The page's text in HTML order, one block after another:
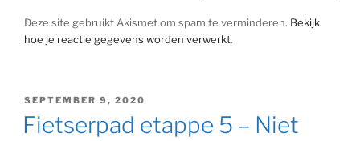
Deze site gebruikt Akismet om spam te verminderen. Bekijk
hoe je reactie gegevens worden verwerkt.
GEPLAATST
OP
SEPTEMBER 9, 2020
Fietserpad etappe 5 – Niet